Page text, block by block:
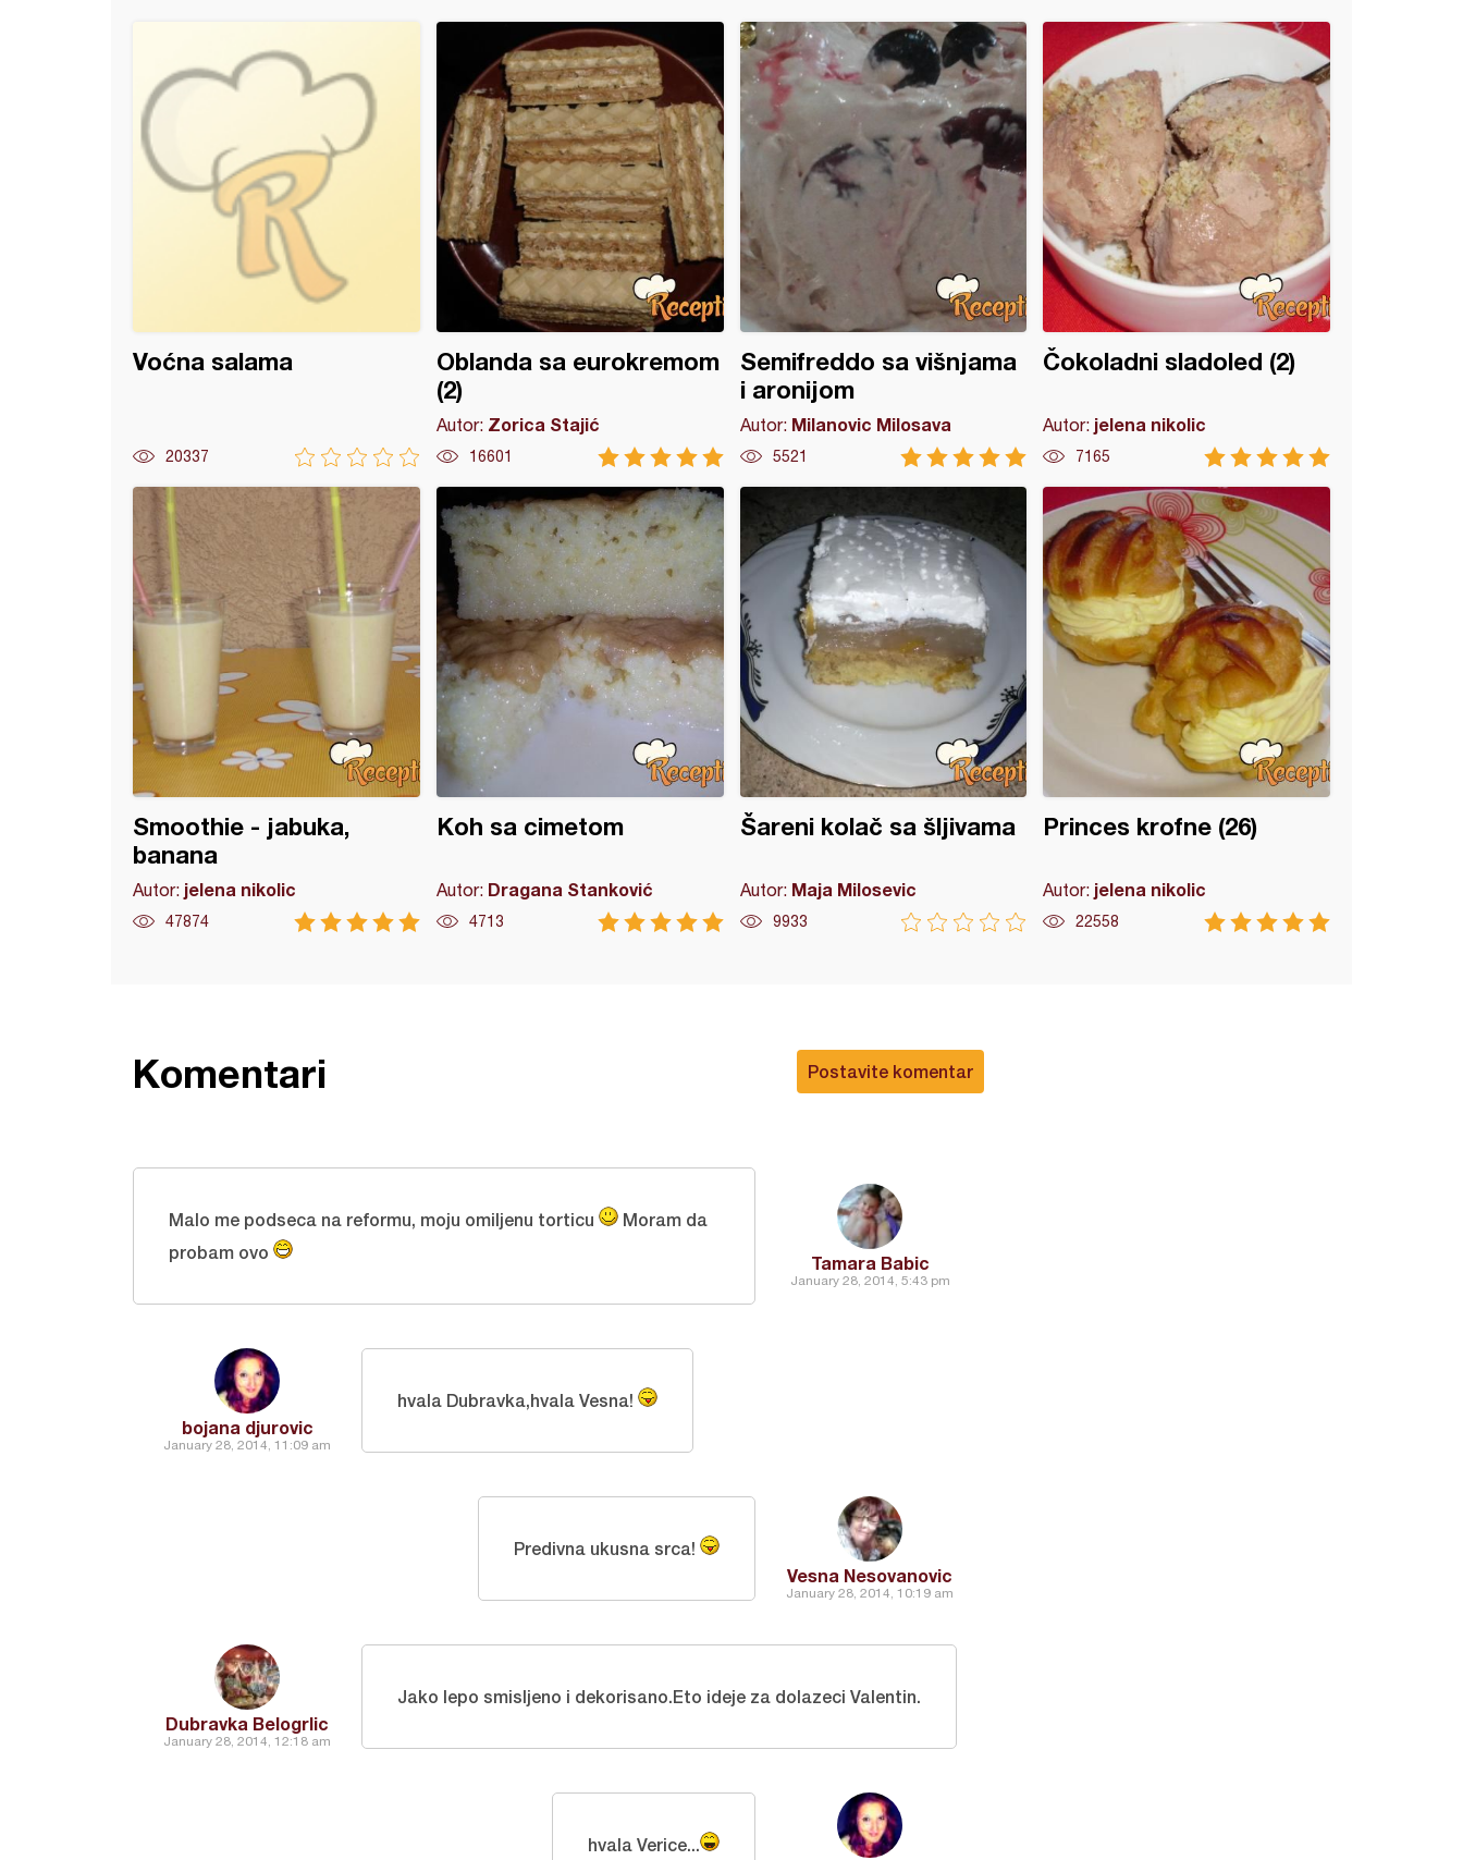
Voćna salama
20337
Oblanda sa eurokremom
(2)
Autor: Zorica Stajić
16601
Semifreddo sa višnjama
i aronijom
Autor: Milanovic Milosava
5521
Čokoladni sladoled (2)
Autor: jelena nikolic
7165
Smoothie - jabuka,
banana
Autor: jelena nikolic
47874
Koh sa cimetom
Autor: Dragana Stanković
4713
Šareni kolač sa šljivama
Autor: Maja Milosevic
9933
Princes krofne (26)
Autor: jelena nikolic
22558
Postavite komentar
Komentari
Tamara Babic
January 28, 2014, 5:43 pm
Malo me podseca na reformu, moju omiljenu torticu
Moram da
probam ovo
bojana djurovic
January 28, 2014, 11:09 am
hvala Dubravka,hvala Vesna!
Vesna Nesovanovic
January 28, 2014, 10:19 am
Predivna ukusna srca!
Dubravka Belogrlic
January 28, 2014, 12:18 am
Jako lepo smisljeno i dekorisano.Eto ideje za dolazeci Valentin.
hvala Verice...